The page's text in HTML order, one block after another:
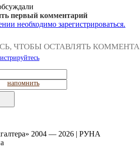
первый комментарий
необходимо зарегистрироваться.
ЧТОБЫ ОСТАВЛЯТЬ
напомнить
2004 — 2026 | РУНА